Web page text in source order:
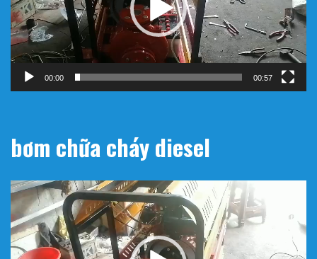
00:00 00:57
bơm chữa cháy diesel
Trình
chơi
Video